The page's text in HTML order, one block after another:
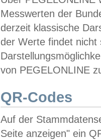
Messwerten der
derzeit klassische
der Werte findet
von PEGELONLINE
QR-Codes
Auf der
Seite anzeigen" ein